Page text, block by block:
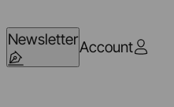
NewsletterAccount